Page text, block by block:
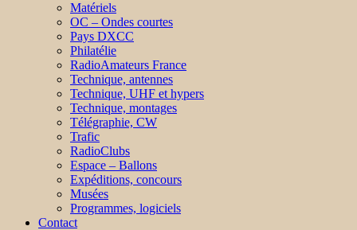
Matériels
OC – Ondes courtes
Pays DXCC
Philatélie
RadioAmateurs France
Technique, antennes
Technique, UHF et hypers
Technique, montages
Télégraphie, CW
Trafic
RadioClubs
Espace – Ballons
Expéditions, concours
Musées
Programmes, logiciels
Contact